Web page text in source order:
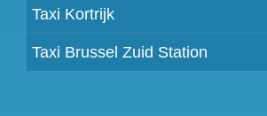
Taxi Kortrijk
Taxi Brussel Zuid Station